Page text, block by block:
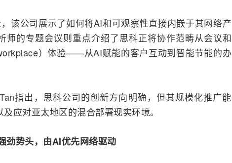
该公司展示了如何将AI和可观察性直接内嵌于其网络产
师的专题会议则重点介绍了思科正将协作范畴从会议和
）体验——从AI赋能的客户互动到智能节能的办
指出，思科公司的创新方向明确，但其规模化推广能
应对亚太地区的混合部署现实环境。
劲势头，由AI优先网络驱动